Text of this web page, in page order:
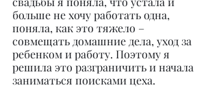
больше не хочу работать одна,
поняла, как это тяжело –
совмещать домашние дела, уход за
ребенком и работу. Поэтому я
решила это разграничить и начала
заниматься поисками цеха.